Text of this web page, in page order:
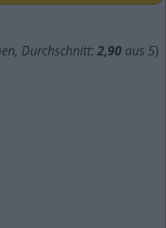
Durchschnitt: 2,90 aus 5)